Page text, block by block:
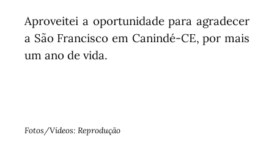
Aproveitei a oportunidade para agradecer
a São Francisco em Canindé-CE, por mais
um ano de vida.
Fotos/Vídeos: Reprodução